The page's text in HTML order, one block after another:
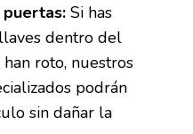
Si has
dentro del
roto, nuestros
podrán
sin dañar la